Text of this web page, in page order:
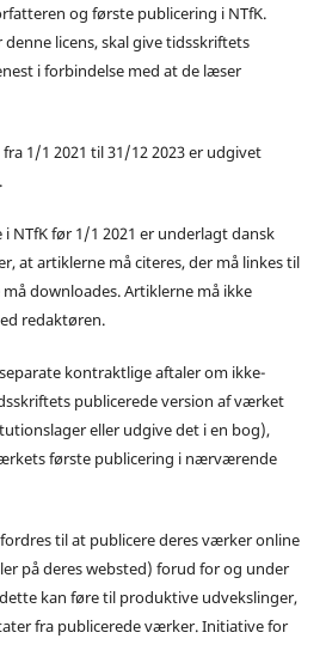
og første publicering i NTfK.
licens, skal give tidsskriftets
i forbindelse med at de læser
1/1 2021 til 31/12 2023 er udgivet
NTfK før 1/1 2021 er underlagt dansk
at artiklerne må citeres, der må linkes til
downloades. Artiklerne må ikke
redaktøren.
kontraktlige aftaler om ikke-
publicerede version af værket
eller udgive det i en bog),
første publicering i nærværende
til at publicere deres værker online
på deres websted) forud for og under
kan føre til produktive udvekslinger,
fra publicerede værker. Initiative for